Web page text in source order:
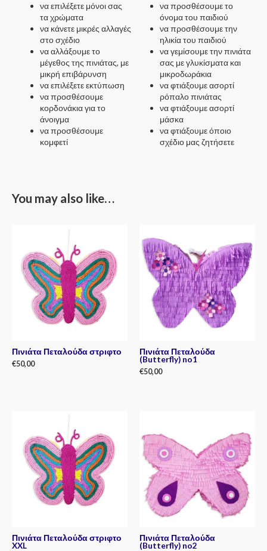
να επιλέξετε μόνοι σας
τα χρώματα
να κάνετε μικρές αλλαγές
στο σχέδιο
να αλλάξουμε το
μέγεθος της πινιάτας, με
μικρή επιβάρυνση
να επιλέξετε εκτύπωση
να προσθέσουμε
κορδονάκια για το
άνοιγμα
να προσθέσουμε
κομφετί
να προσθέσουμε το
όνομα του παιδιού
να προσθέσουμε την
ηλικία του παιδιού
να γεμίσουμε την πινιάτα
σας με γλυκίσματα και
μικροδωράκια
να φτιάξουμε ασορτί
ρόπαλο πινιάτας
να φτιάξουμε ασορτί
μάσκα
να φτιάξουμε όποιο
σχέδιο μας ζητήσετε
You may also like…
Πινιάτα Πεταλούδα στριφτο
€50,00
Πινιάτα Πεταλούδα
(Butterfly) no1
€50,00
Πινιάτα Πεταλούδα στριφτο
XXL
Πινιάτα Πεταλούδα
(Butterfly) no2